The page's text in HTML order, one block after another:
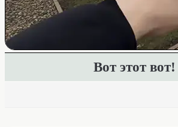
Вот этот вот!